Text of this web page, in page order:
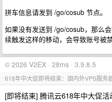
拼车信息请发到 /go/cosub 节点。
如果没有发送到 /go/cosub，那么
续触发这样的移动，会导致账号被禁
© 2026 V2EX · 28ms · 3.9.8.5
618年中大促即将结束：国内外VPS服务
[即将结束] 腾讯云618年中大促